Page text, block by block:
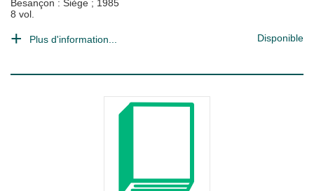
Besançon : Siège ; 1985
8 vol.
Plus d'information... Disponible